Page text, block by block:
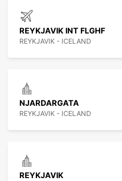
REYKJAVIK INT FLGHF
REYKJAVIK - ICELAND
NJARDARGATA
REYKJAVIK - ICELAND
REYKJAVIK